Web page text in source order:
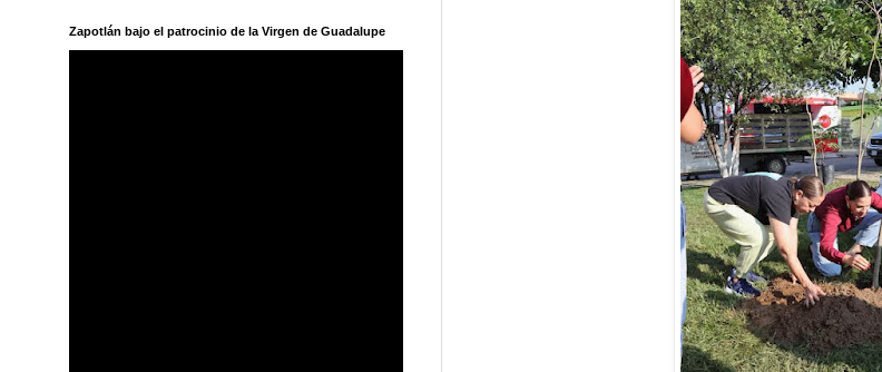
Zapotlán bajo el patrocinio de la Virgen de Guadalupe